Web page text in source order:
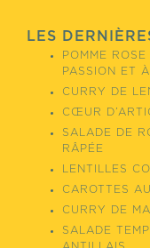
LES
POMME
PASSION ET
CURRY DE
CŒUR
SALADE DE
RÂPÉE
LENTILLES
CAROTTES
CURRY DE
SALADE